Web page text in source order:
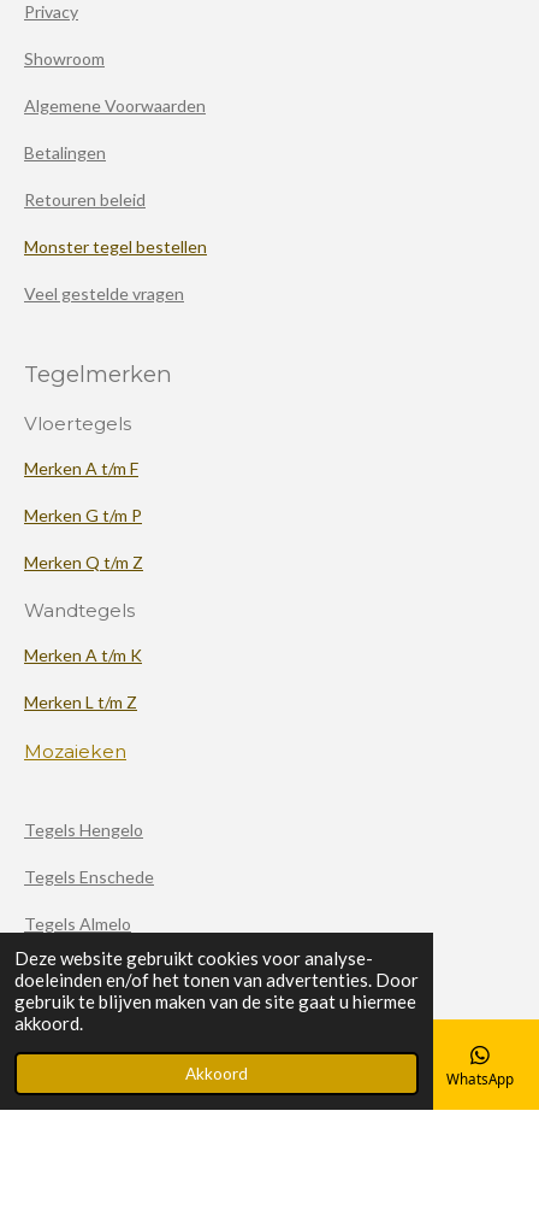
Deze website gebruikt cookies voor analyse-
doeleinden en/of het tonen van advertenties. Door
gebruik te blijven maken van de site gaat u hiermee
akkoord.
Akkoord
Privacy
Showroom
Algemene Voorwaarden
Betalingen
Retouren beleid
Monster tegel bestellen
Veel gestelde vragen
Tegelmerken
Vloertegels
Merken A t/m F
Merken G t/m P
Merken Q t/m Z
Wandtegels
Merken A t/m K
Merken L t/m Z
Mozaieken
Tegels Hengelo
Tegels Enschede
Tegels Almelo
F
a
c
e
o
X
I
n
t
g
Telefoonnummer WhatsApp